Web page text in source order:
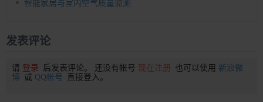
智能家居与室内空气质量监测
发表评论
请 登录 后发表评论。 还没有帐号 现在注册 也可以使用 新浪微
博 或 QQ帐号 直接登入。